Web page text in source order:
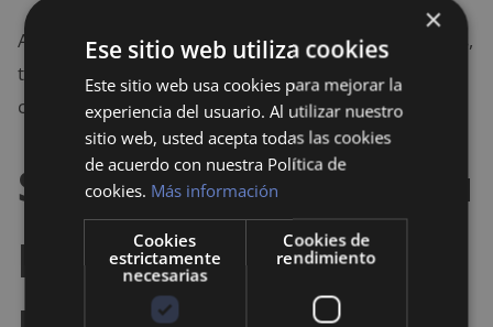
Además, cuando cumplas constantemente los plazos,
tus jefes y compañeros creerán en ti y tendrán más
confianza para contar contigo y buscar tu apoyo.
Supervisa y/o mide tu
progreso con
×
Ese sitio web utiliza cookies
Este sitio web usa cookies para mejorar la
experiencia del usuario. Al utilizar nuestro
sitio web, usted acepta todas las cookies
de acuerdo con nuestra Política de
cookies. Más información
Cookies
estrictamente
necesarias
Cookies de
rendimiento